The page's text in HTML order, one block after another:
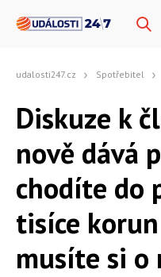
udalosti247.cz Spotřebitel
Diskuze k
nově dává
chodíte do
tisíce
musíte si o